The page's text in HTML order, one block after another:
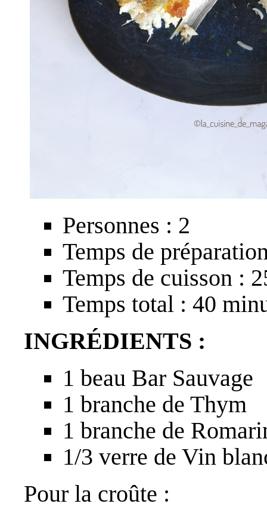
Personnes : 2
Temps de
Temps de cuisson :
Temps total : 40
INGRÉDIENTS :
1 beau Bar Sauvage
1 branche de Thym
1 branche de
1/3 verre de Vin
Pour la croûte :